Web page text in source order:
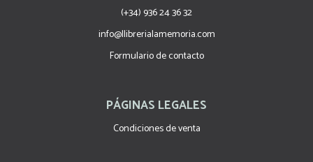
(+34) 936 24 36 32
info@llibrerialamemoria.com
Formulario de contacto
PÁGINAS LEGALES
Condiciones de venta